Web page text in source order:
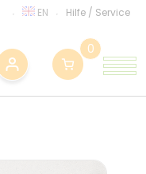
EN Hilfe / Service
0